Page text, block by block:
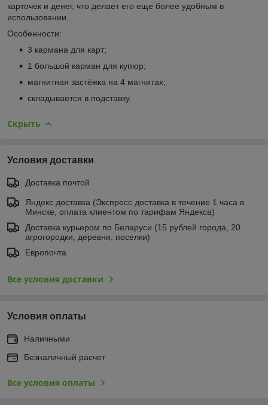
карточек и денег, что делает его еще более удобным в
использовании.
Особенности:
3 кармана для карт;
1 большой карман для купюр;
магнитная застёжка на 4 магнитах;
складывается в подставку.
Скрыть
Условия доставки
Доставка почтой
Яндекс доставка (Экспресс доставка в течение 1 часа в
Минске, оплата клиентом по тарифам Яндекса)
Доставка курьером по Беларуси (15 рублей города, 20
агрогородки, деревни, поселки)
Европочта
Все условия доставки
Условия оплаты
Наличными
Безналичный расчет
Все условия оплаты